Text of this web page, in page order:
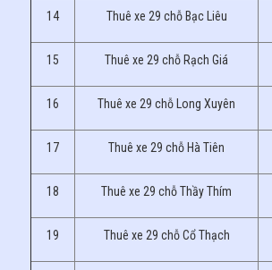
14 Thuê xe 29 chỗ Bạc Liêu
15 Thuê xe 29 chỗ Rạch Giá
16 Thuê xe 29 chỗ Long Xuyên
17 Thuê xe 29 chỗ Hà Tiên
18 Thuê xe 29 chỗ Thầy Thím
19 Thuê xe 29 chỗ Cổ Thạch